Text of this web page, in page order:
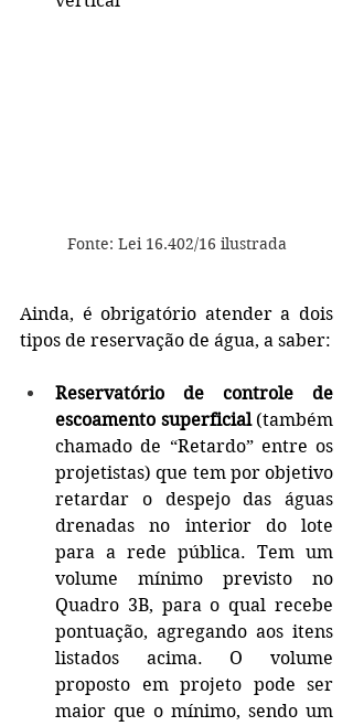
Fonte: Lei 16.402/16 ilustrada
Ainda, é obrigatório atender a dois
tipos de reservação de água, a saber:
Reservatório de controle de
escoamento superficial (também
chamado de “Retardo” entre os
projetistas) que tem por objetivo
retardar o despejo das águas
drenadas no interior do lote
para a rede pública. Tem um
volume mínimo previsto no
Quadro 3B, para o qual recebe
pontuação, agregando aos itens
listados acima. O volume
proposto em projeto pode ser
maior que o mínimo, sendo um